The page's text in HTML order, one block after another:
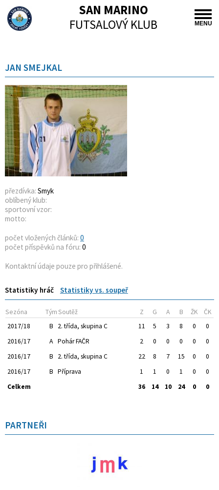
MENU
SAN MARINO
FUTSALOVÝ KLUB
JAN SMEJKAL
přezdívka: Smyk
oblíbený klub:
sportovní vzor:
motto:
počet vložených článků: 0
počet příspěvků na fóru: 0
Kontaktní údaje pouze pro přihlášené.
Statistiky hráč Statistiky vs. soupeř
Sezóna TýmSoutěž Z G A B ŽK
ČK
2017/18
B 2. třída, skupina C 11 5 3 8 0
0
2016/17
A Pohár FAČR 2 0 0 0 0
0
2016/17
B 2. třída, skupina C 22 8 7 15 0
0
2016/17
B Příprava 1 1 0 1 0
0
Celkem
36 14 10 24 0 0
PARTNEŘI